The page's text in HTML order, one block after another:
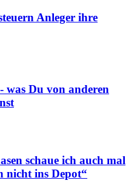
Anleger ihre
was Du von anderen
schaue ich auch mal
nicht ins Depot“